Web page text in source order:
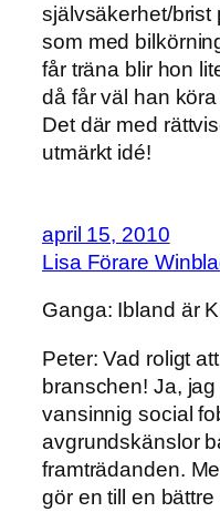
självsäkerhet/brist
som med
får träna blir hon
då får väl han
Det där med
utmärkt idé!
april 15, 2010
Lisa Förare
Ganga: Ibland är
Peter: Vad roligt
branschen! Ja,
vansinnig social
avgrundskänslor
framträdanden.
gör en till en bättre